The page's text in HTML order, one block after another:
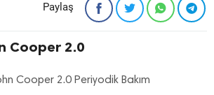
Paylaş
Cooper 2.0
Cooper 2.0 Periyodik Bakım